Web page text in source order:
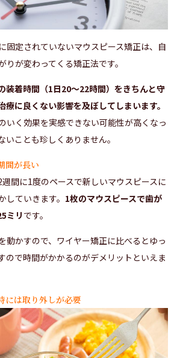
固定されていないマウスピース矯正は、自
りが変わってくる矯正法です。
装着時間（1日20～22時間）をきちんと守
療に良くない影響を及ぼしてしまいます。
いく効果を実感できない可能性が高くなっ
いことも珍しくありません。
間が長い
間に1度のペースで新しいマウスピースに
ていきます。 1枚のマウスピースで歯が
ミリ です。
動かすので、ワイヤー矯正に比べるとゆっ
ので時間がかかるのがデメリットといえま
には取り外しが必要